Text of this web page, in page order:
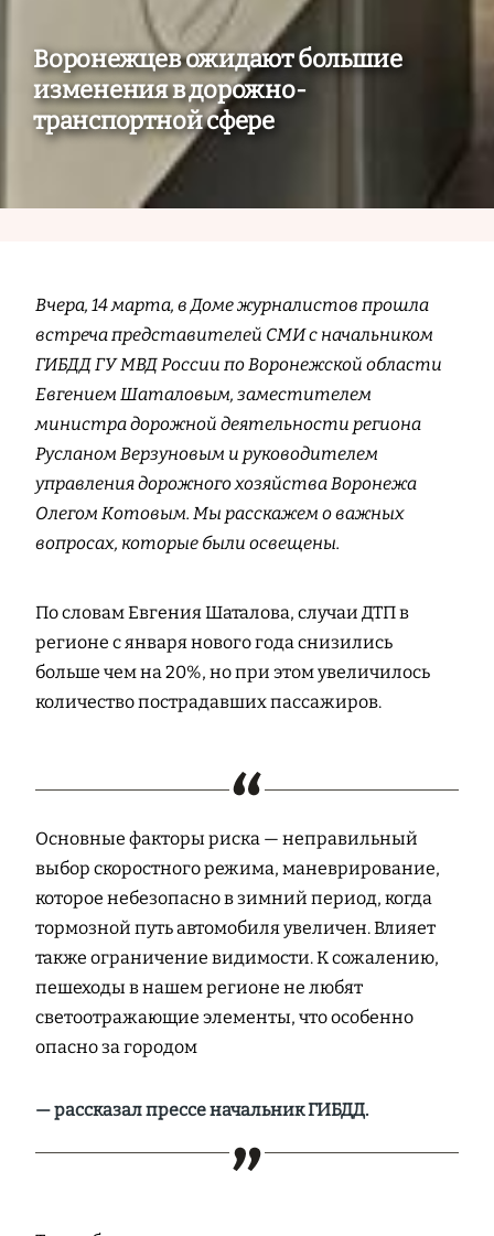
Воронежцев ожидают большие
изменения в дорожно-
транспортной сфере
Вчера, 14 марта, в Доме журналистов прошла
встреча представителей СМИ с начальником
ГИБДД ГУ МВД России по Воронежской области
Евгением Шаталовым, заместителем
министра дорожной деятельности региона
Русланом Верзуновым и руководителем
управления дорожного хозяйства Воронежа
Олегом Котовым. Мы расскажем о важных
вопросах, которые были освещены.
По словам Евгения Шаталова, случаи ДТП в
регионе с января нового года снизились
больше чем на 20%, но при этом увеличилось
количество пострадавших пассажиров.
Основные факторы риска — неправильный
выбор скоростного режима, маневрирование,
которое небезопасно в зимний период, когда
тормозной путь автомобиля увеличен. Влияет
также ограничение видимости. К сожалению,
пешеходы в нашем регионе не любят
светоотражающие элементы, что особенно
опасно за городом
— рассказал прессе начальник ГИБДД.